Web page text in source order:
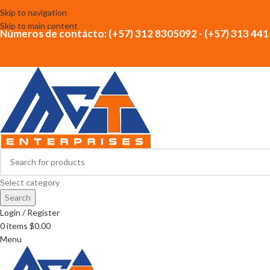
Skip to navigation
Skip to main content
Números de contácto: (+57) 312 8305092 - (+57) 313
Select category
Search
Login / Register
0items $0.00
Menu